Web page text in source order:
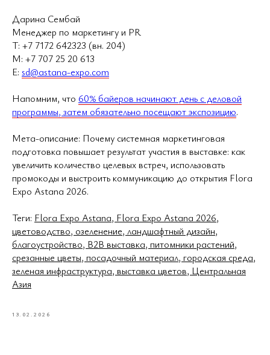
Дарина Сембай
Менеджер по маркетингу и PR
Т: +7 7172 642323 (вн. 204)
М: +7 707 25 20 613
E: sd@astana-expo.com
Напомним, что 60% байеров начинают день с деловой
программы, затем обязательно посещают экспозицию.
Мета-описание: Почему системная маркетинговая
подготовка повышает результат участия в выставке: как
увеличить количество целевых встреч, использовать
промокоды и выстроить коммуникацию до открытия Flora
Expo Astana 2026.
Теги: Flora Expo Astana, Flora Expo Astana 2026,
цветоводство, озеленение, ландшафтный дизайн,
благоустройство, B2B выставка, питомники растений,
срезанные цветы, посадочный материал, городская среда,
зеленая инфраструктура, выставка цветов, Центральная
Азия
13.02.2026